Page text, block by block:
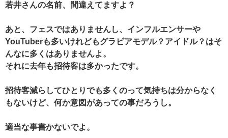
若井さんの名前、間違えてますよ？
あと、フェスではありませんし、インフルエンサーや
YouTuberも多いけれどもグラビアモデル？アイドル？はそ
んなに多くはありませんよ。
それに去年も招待客は多かったです。
招待客減らしてひとりでも多くのって気持ちは分からなく
もないけど、何か意図があっての事だろうし。
適当な事書かないでよ。